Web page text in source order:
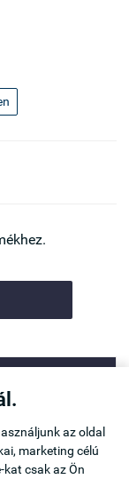
az oldal
marketing célú
csak az Ön
